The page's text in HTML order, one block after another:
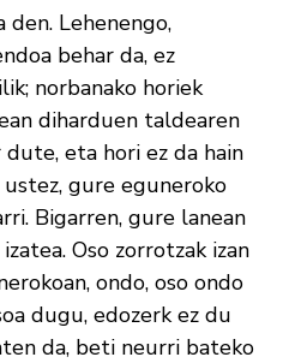
Lehenengo,
behar da, ez
norbanako horiek
diharduen taldearen
eta hori ez da hain
gure eguneroko
Bigarren, gure lanean
Oso zorrotzak izan
ondo, oso ondo
dugu, edozerk ez du
da, beti neurri bateko